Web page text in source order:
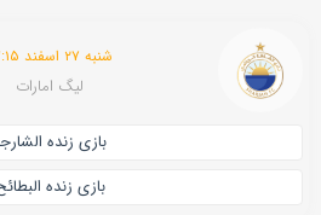
شنبه ۲۷ اسفند ۱۷:۱۵
لیگ امارات
بازی زنده
بازی زنده